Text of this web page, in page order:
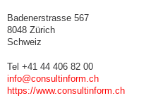
Badenerstrasse 567
8048 Zürich
Schweiz
Tel +41 44 406 82 00
info@consultinform.ch
https://www.consultinform.ch